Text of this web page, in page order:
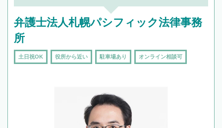
弁護士法人札幌パシフィック法律事務
所
土日祝OK 役所から近い 駐車場あり オンライン相談可